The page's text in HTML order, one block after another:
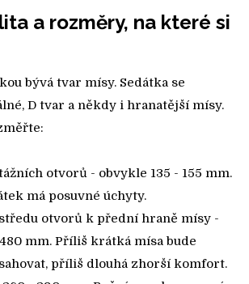
a rozměry, na které si
bývá tvar mísy. Sedátka se
D tvar a někdy i hranatější mísy.
otvorů - obvykle 135 - 155 mm.
má posuvné úchyty.
otvorů k přední hraně mísy -
mm. Příliš krátká mísa bude
příliš dlouhá zhorší komfort.